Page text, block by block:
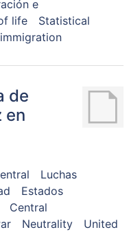
e
life
Statistical
de
en
Luchas
Estados
Central
Neutrality
United